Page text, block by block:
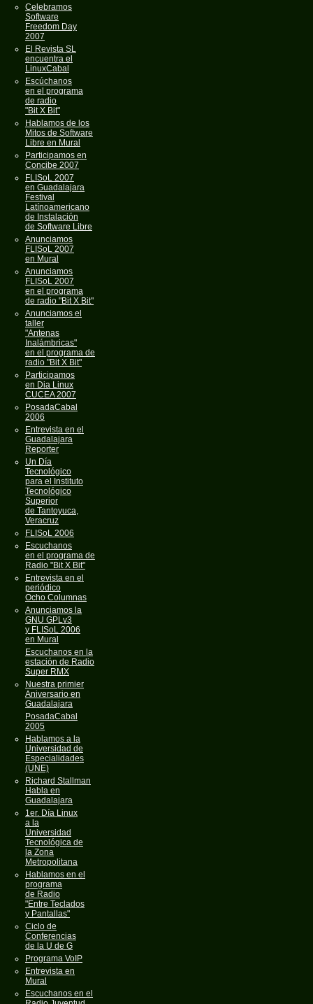
Celebramos
Software
Freedom Day
2007
El Revista SL
encuentra el
LinuxCabal
Escúchanos
en el programa
de radio
"Bit X Bit"
Hablamos de los
Mitos de Software
Libre en Mural
Participamos en
Concibe 2007
FLISoL 2007
en Guadalajara
Festival
Latínoamericano
de Instalación
de Software Libre
Anunciamos
FLISoL 2007
en Mural
Anunciamos
FLISoL 2007
en el programa
de radio "Bit X Bit"
Anunciamos el
taller
"Antenas
Inalámbricas"
en el programa de
radio "Bit X Bit"
Participamos
en Dia Linux
CUCEA 2007
PosadaCabal
2006
Entrevista en el
Guadalajara
Reporter
Un Día
Tecnológico
para el Instituto
Tecnológico
Superior
de Tantoyuca,
Veracruz
FLISoL 2006
Escuchanos
en el programa de
Radio "Bit X Bit"
Entrevista en el
periódico
Ocho Columnas
Anunciamos la
GNU GPLv3
y FLISoL 2006
en Mural
Escuchanos en la
estación de Radio
Super RMX
Nuestra primier
Aniversario en
Guadalajara
PosadaCabal
2005
Hablamos a la
Universidad de
Especialidades
(UNE)
Richard Stallman
Habla en
Guadalajara
1er. Día Linux
a la
Universidad
Tecnológica de
la Zona
Metropolitana
Hablamos en el
programa
de Radio
"Entre Teclados
y Pantallas"
Ciclo de
Conferencias
de la U de G
Programa VoIP
Entrevista en
Mural
Escuchanos en el